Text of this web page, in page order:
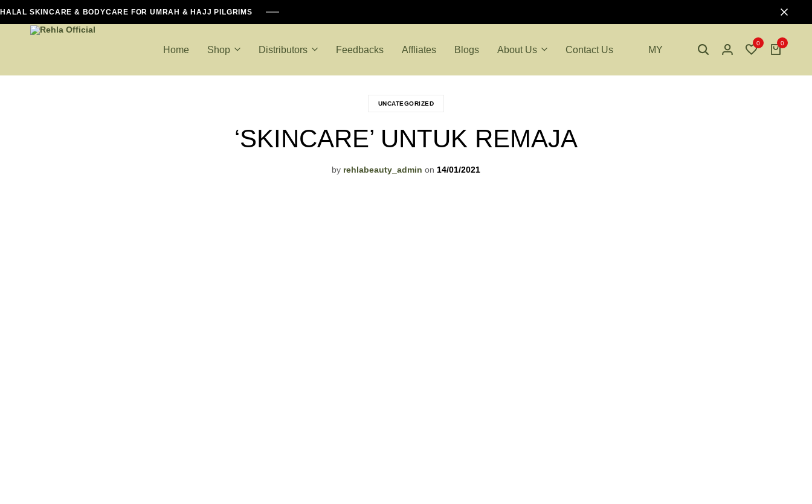
HALAL SKINCARE & BODYCARE FOR UMRAH & HAJJ PILGRIMS
Home Shop Distributors Feedbacks Affliates Blogs About Us Contact Us MY
0 0
UNCATEGORIZED
‘SKINCARE’ UNTUK REMAJA
by rehlabeauty_admin on 14/01/2021